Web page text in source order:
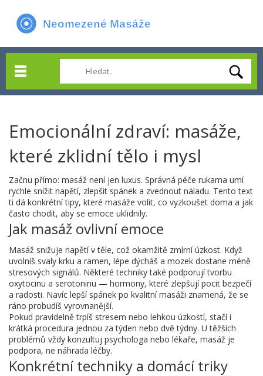
Emocionální zdraví: masáže,
které zklidní tělo i mysl
Začnu přímo: masáž není jen luxus. Správná péče rukama umí
rychle snížit napětí, zlepšit spánek a zvednout náladu. Tento text
ti dá konkrétní tipy, které masáže volit, co vyzkoušet doma a jak
často chodit, aby se emoce uklidnily.
Jak masáž ovlivní emoce
Masáž snižuje napětí v těle, což okamžitě zmírní úzkost. Když
uvolníš svaly krku a ramen, lépe dýcháš a mozek dostane méně
stresových signálů. Některé techniky také podporují tvorbu
oxytocinu a serotoninu — hormony, které zlepšují pocit bezpečí
a radosti. Navíc lepší spánek po kvalitní masáži znamená, že se
ráno probudíš vyrovnanější.
Pokud pravidelně trpíš stresem nebo lehkou úzkostí, stačí i
krátká procedura jednou za týden nebo dvě týdny. U těžších
problémů vždy konzultuj psychologa nebo lékaře, masáž je
podpora, ne náhrada léčby.
Konkrétní techniky a domácí triky